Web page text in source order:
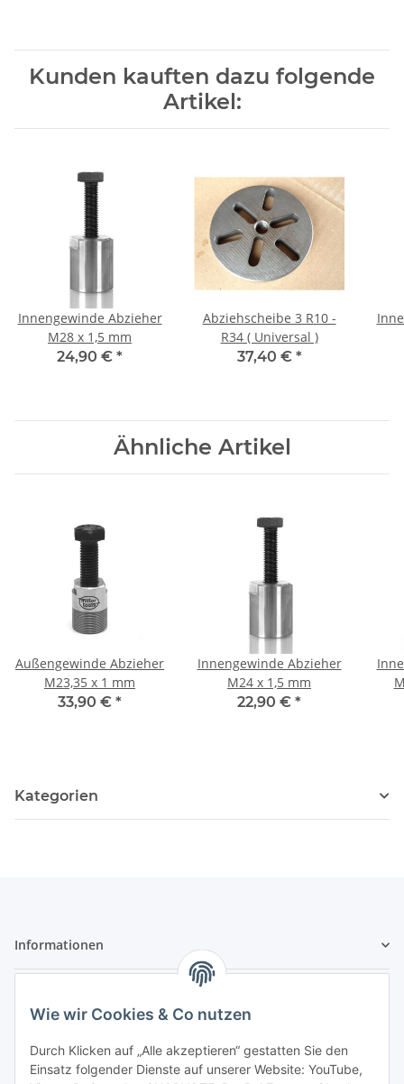
Wie wir Cookies & Co nutzen
Durch Klicken auf „Alle akzeptieren“ gestatten Sie den
Einsatz folgender Dienste auf unserer Website: YouTube,
Kunden kauften dazu folgende
Artikel:
Innengewinde Abzieher
M28 x 1,5 mm
24,90 € *
Abziehscheibe 3 R10 -
R34 ( Universal )
37,40 € *
Ähnliche Artikel
Außengewinde Abzieher
M23,35 x 1 mm
33,90 € *
Innengewinde Abzieher
M24 x 1,5 mm
22,90 € *
Kategorien
Informationen